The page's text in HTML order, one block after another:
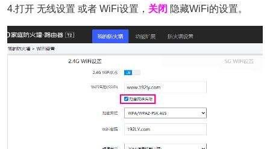
4.打开 无线设置 或者 WiFi设置， 关闭 隐藏WiFi的设置。